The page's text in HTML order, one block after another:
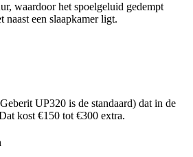
waardoor het spoelgeluid gedempt
een slaapkamer ligt.
UP320 is de standaard) dat in de
kost €150 tot €300 extra.